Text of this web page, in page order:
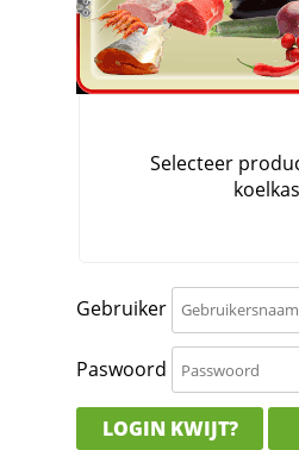
Gebruiker
Paswoord
LOGIN KWIJT?